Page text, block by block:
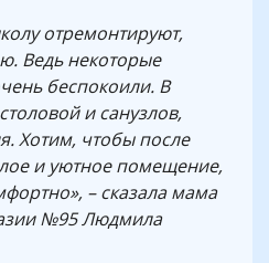
отремонтируют,
Ведь некоторые
беспокоили. В
и санузлов,
Хотим, чтобы после
и уютное помещение,
– сказала мама
№95 Людмила